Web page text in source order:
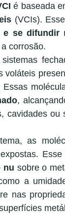
é baseada
(VCIs).
e se difundir
corrosão.
voláteis
,
cavidades
as
nu sobre o
a
nas